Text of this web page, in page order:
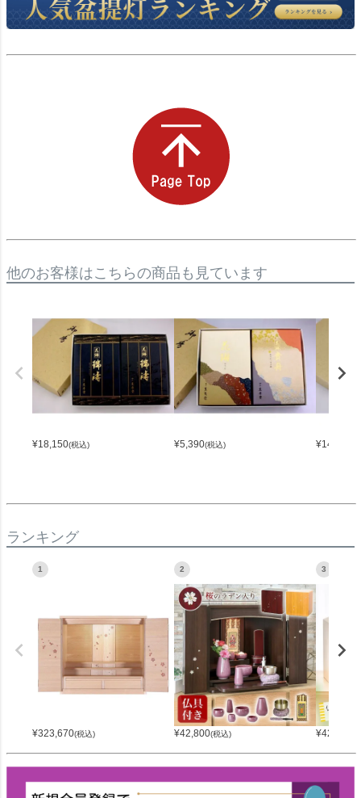
他のお客様はこちらの商品も見ています
¥18,150(税込) ¥5,390(税込) ¥14,300
ランキング
1
¥323,670(税込)
2
¥42,800(税込)
3
¥42,800